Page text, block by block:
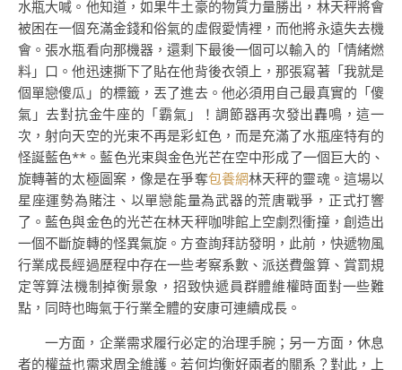
水瓶大喊。他知道，如果牛土豪的物質力量勝出，林天秤將會
被困在一個充滿金錢和俗氣的虛假愛情裡，而他將永遠失去機
會。張水瓶看向那機器，還剩下最後一個可以輸入的「情緒燃
料」口。他迅速撕下了貼在他背後衣領上，那張寫著「我就是
個單戀傻瓜」的標籤，丟了進去。他必須用自己最真實的「傻
氣」去對抗金牛座的「霸氣」！調節器再次發出轟鳴，這一
次，射向天空的光束不再是彩虹色，而是充滿了水瓶座特有的
怪誕藍色**。藍色光束與金色光芒在空中形成了一個巨大的、
旋轉著的太極圖案，像是在爭奪包養網林天秤的靈魂。這場以
星座運勢為賭注、以單戀能量為武器的荒唐戰爭，正式打響
了。藍色與金色的光芒在林天秤咖啡館上空劇烈衝撞，創造出
一個不斷旋轉的怪異氣旋。方查詢拜訪發明，此前，快遞物風
行業成長經過歷程中存在一些考察系數、派送費盤算、賞罰規
定等算法機制掉衡景象，招致快遞員群體維權時面對一些難
點，同時也晦氣于行業全體的安康可連續成長。
一方面，企業需求履行必定的治理手腕；另一方面，休息
者的權益也需求周全維護。若何均衡好兩者的關系？對此，上